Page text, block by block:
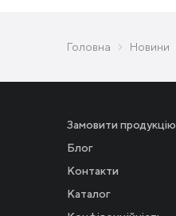
Головна Новини
Замовити продукцію
Блог
Контакти
Каталог